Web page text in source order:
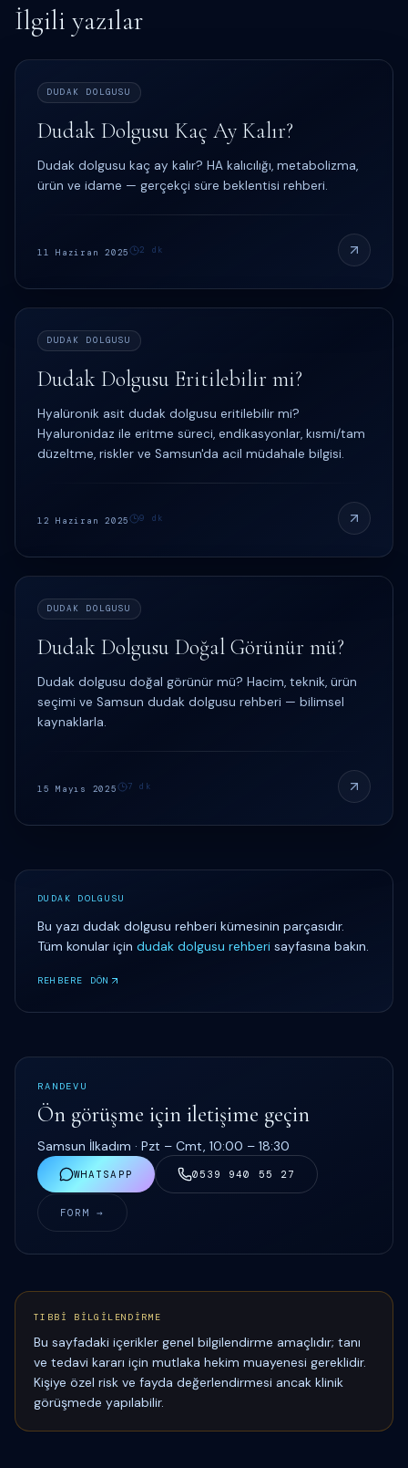
İlgili yazılar
DUDAK DOLGUSU
Dudak Dolgusu Kaç Ay Kalır?
Dudak dolgusu kaç ay kalır? HA kalıcılığı, metabolizma,
ürün ve idame — gerçekçi süre beklentisi rehberi.
11 Haziran 2025 2 dk
DUDAK DOLGUSU
Dudak Dolgusu Eritilebilir mi?
Hyalüronik asit dudak dolgusu eritilebilir mi?
Hyaluronidaz ile eritme süreci, endikasyonlar, kısmi/tam
düzeltme, riskler ve Samsun'da acil müdahale bilgisi.
12 Haziran 2025 9 dk
DUDAK DOLGUSU
Dudak Dolgusu Doğal Görünür mü?
Dudak dolgusu doğal görünür mü? Hacim, teknik, ürün
seçimi ve Samsun dudak dolgusu rehberi — bilimsel
kaynaklarla.
15 Mayıs 2025 7 dk
DUDAK DOLGUSU
Bu yazı dudak dolgusu rehberi kümesinin parçasıdır.
Tüm konular için dudak dolgusu rehberi sayfasına bakın.
REHBERE DÖN
RANDEVU
Ön görüşme için iletişime geçin
Samsun İlkadım · Pzt – Cmt, 10:00 – 18:30
WHATSAPP 0539 940 55 27
FORM →
TIBBİ BİLGİLENDİRME
Bu sayfadaki içerikler genel bilgilendirme amaçlıdır; tanı
ve tedavi kararı için mutlaka hekim muayenesi gereklidir.
Kişiye özel risk ve fayda değerlendirmesi ancak klinik
görüşmede yapılabilir.